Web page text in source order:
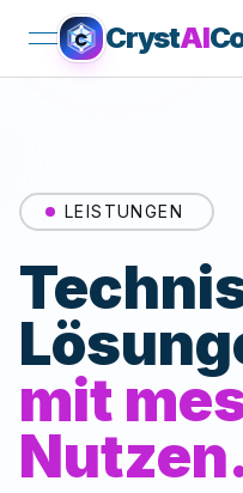
open navigation menu
CrystAI
LEISTUNGEN
mit